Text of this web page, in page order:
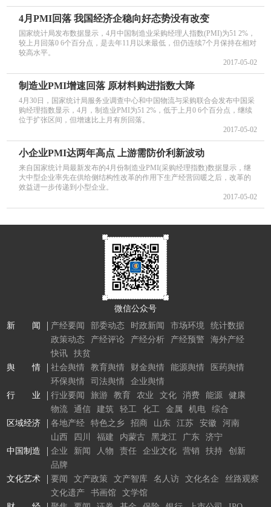
4月PMI回落 我国经济企稳向好态势没有改变
国家统计局发布数据显示，4月中国制造业采购经理人指数(PMI)为51 2%，
较上月回落0 6个百分点，是去年11月以来最低，但仍连续7个月保持在相对
较高水平。
2017-05-02
制造业PMI增速回落 原材料购进指数大降
4月30日，国家统计局服务业调查中心和中国物流与采购联合会发布中国采
购经理指数显示，4月，制造业PMI为51 2%，低于上月0 6个百分点，继续
位于扩张区间，但增速比上月有所回落。
2017-05-02
小企业PMI达两年高点 上游需防价利新波动
来自国家统计局最新发布的4月份制造业PMI(采购经理指数)数据显示，继
大中型企业率先在供给侧结构性改革的作用下生产经营回暖之后，改革的
效益进一步传递到小型企业。
2017-05-02
微信公众号
新 闻
产经要闻 部委动态 时政新闻 市场环境
统计数据
政策动态
产经评论 产经分析 产经预警
海外产经
快讯
扶贫
舆 情
社会舆情 教育舆情 财金舆情 能源舆情
医药舆情
环保舆情
司法舆情
企业舆情
行 业
行业要闻 旅游 教育 农业 文化 消费 能源
健康
物流
通信 建筑 轻工 化工 金属 机电
综合
区域经济
各地产经 特色之乡 招商 山东 江苏 安徽
河南
山西
四川 福建 内蒙古 黑龙江 广东
济宁
中国制造
企业 新闻 人物 责任 企业文化 营销 扶持
创新
品牌
文化艺术
要闻 文产政策 文产智库 名人访 文化名企
丝路观察
文化遗产
书画馆
文学馆